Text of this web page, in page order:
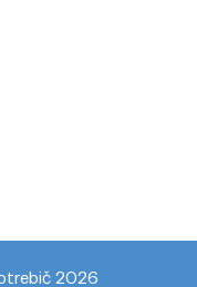
2026